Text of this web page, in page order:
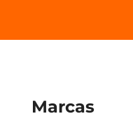
Marcas